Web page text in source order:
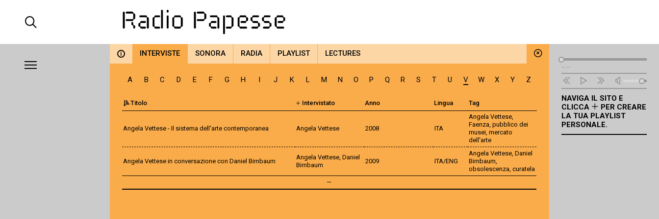
i INTERVISTE SONORA RADIA PLAYLIST LECTURES
A B C D E F G H I J K L M N O P Q R S T U V W X Y Z
Titolo Intervistato Anno Lingua Tag
Angela Vettese - Il sistema dell'arte contemporanea Angela Vettese 2008 ITA
Angela Vettese,
Faenza, pubblico dei
musei, mercato
dell'arte
Angela Vettese in conversazione con Daniel Birnbaum
Angela Vettese, Daniel
Birnbaum
2009 ITA/ENG
Angela Vettese, Daniel
Birnbaum,
obsolescenza, curatela
—
Lettore
Audio
--:--
NAVIGA IL SITO E
CLICCA
PER CREARE
LA TUA PLAYLIST
PERSONALE.